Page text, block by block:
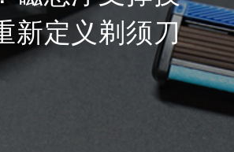
新定义剃须刀